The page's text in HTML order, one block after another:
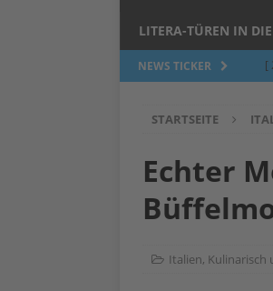
LITERA-TÜREN IN
NEWS TICKER [
[
[
STARTSEITE
Echter
Italien, Kulinarisch